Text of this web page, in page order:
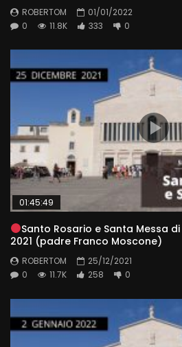
ROBERTOM
01/01/2022
0
11.8K 333 0
01:45:49
Santo Rosario e Santa Messa
2021 (padre Franco Moscone)
ROBERTOM
25/12/2021
0
11.7K 258 0